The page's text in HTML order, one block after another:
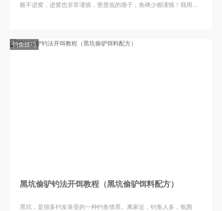
般不进窝，进窝也非常谨慎，密度低的塘子，鱼稀少都谨慎！我用枣
钓鱼技巧
黑坑偷驴钓法开饵教程（黑坑偷驴饵料配方）
黑坑，是很多钓友喜受的一种钓鱼情景。离家近，钓鱼人多，氛围